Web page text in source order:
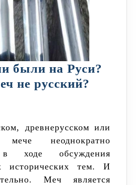
были на Руси?
не русский?
на
Руси?
меч
мече неоднократно
ходе обсуждения
исторических тем. И
Меч является